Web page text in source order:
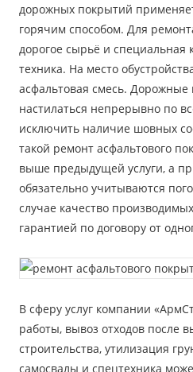
дорожных покрытий
горячим способом. Для
дорогое сырьё и специальная
техника. На место
асфальтовая смесь.
настилаться непрерывно по
исключить наличие шовных
такой ремонт асфальтового
выше предыдущей услуги, а
обязательно учитываются
случае качество
гарантией по договору от
В сферу услуг компании
работы, вывоз отходов после
строительства, утилизация
самосвалы и спецтехника